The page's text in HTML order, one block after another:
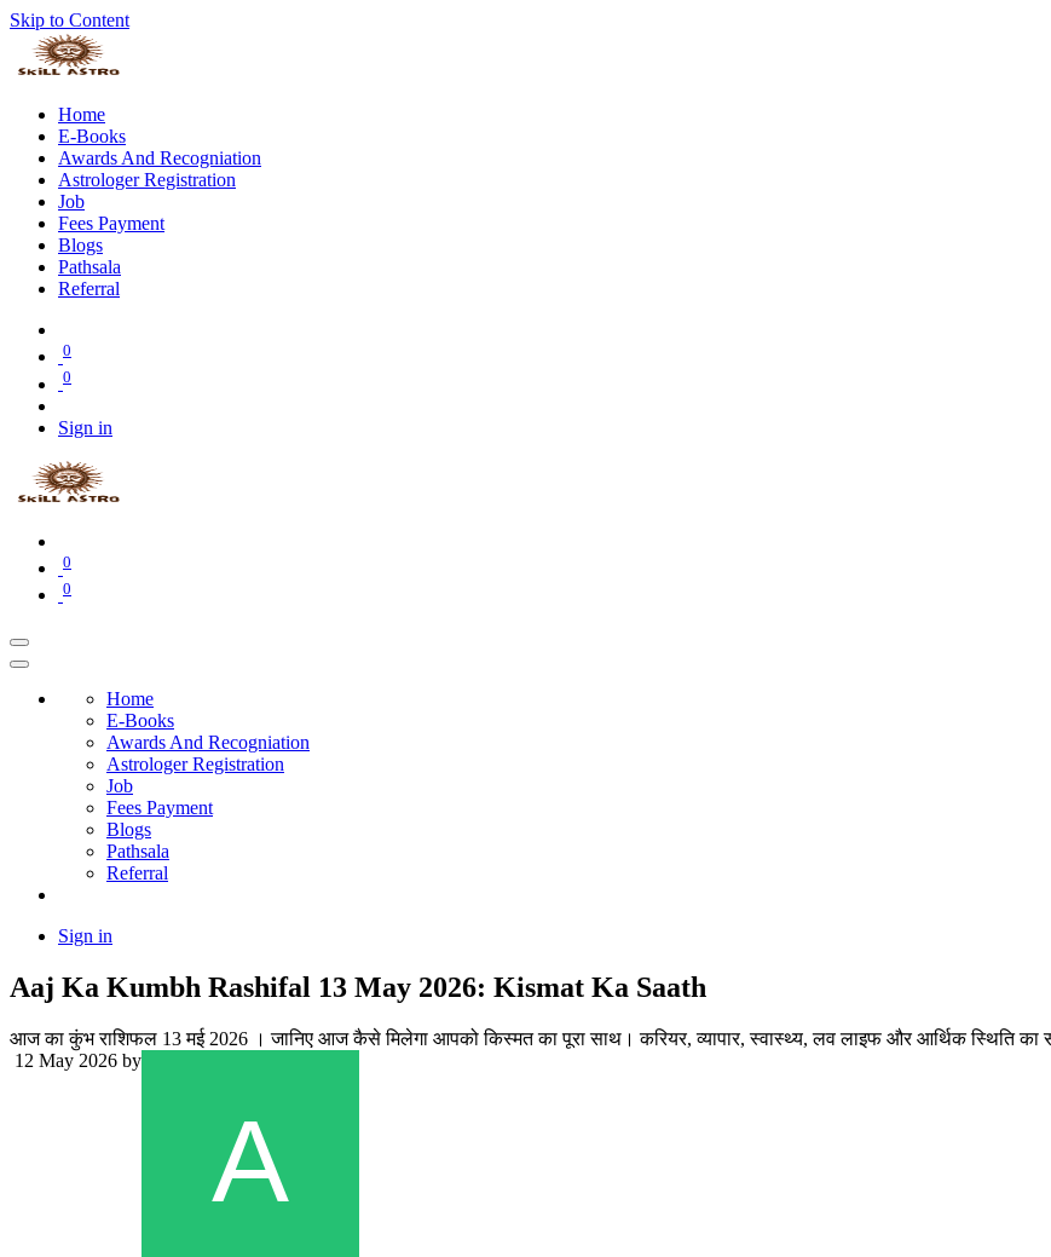
Skip to Content
Home
E-Books
Awards And Recogniation
Astrologer Registration
Job
Fees Payment
Blogs
Pathsala
Referral
0
0
Sign in
0
0
Home
E-Books
Awards And Recogniation
Astrologer Registration
Job
Fees Payment
Blogs
Pathsala
Referral
Sign in
Aaj Ka Kumbh Rashifal 13 May 2026: Kismat Ka Saath
आज का कुंभ राशिफल 13 मई 2026 । जानिए आज कैसे मिलेगा आपको किस्मत का पूरा साथ। करियर, व्यापार, स्वास्थ्य, लव लाइफ और आर्थिक स्थिति का
12 May 2026 by